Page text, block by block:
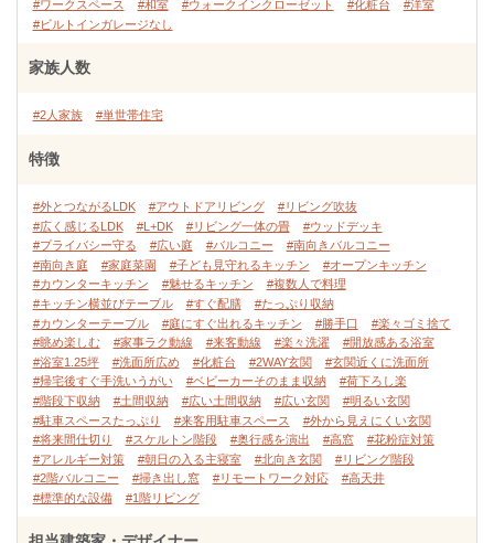
#ワークスペース
#和室 #ウォークインクローゼット #化粧台
#洋室
#ビルトインガレージなし
家族人数
#2人家族 #単世帯住宅
特徴
#外とつながるLDK #アウトドアリビング
#リビング吹抜
#広く感じるLDK
#L+DK #リビング一体の畳
#ウッドデッキ
#プライバシー守る
#広い庭 #バルコニー
#南向きバルコニー
#南向き庭
#家庭菜園 #子ども見守れるキッチン
#オープンキッチン
#カウンターキッチン
#魅せるキッチン
#複数人で料理
#キッチン横並びテーブル
#すぐ配膳
#たっぷり収納
#カウンターテーブル
#庭にすぐ出れるキッチン #勝手口
#楽々ゴミ捨て
#眺め楽しむ
#家事ラク動線 #来客動線 #楽々洗濯
#開放感ある浴室
#浴室1.25坪
#洗面所広め #化粧台 #2WAY玄関
#玄関近くに洗面所
#帰宅後すぐ手洗いうがい
#ベビーカーそのまま収納
#荷下ろし楽
#階段下収納
#土間収納 #広い土間収納 #広い玄関
#明るい玄関
#駐車スペースたっぷり
#来客用駐車スペース
#外から見えにくい玄関
#将来間仕切り
#スケルトン階段 #奥行感を演出 #高窓
#花粉症対策
#アレルギー対策
#朝日の入る主寝室 #北向き玄関
#リビング階段
#2階バルコニー
#掃き出し窓 #リモートワーク対応
#高天井
#標準的な設備
#1階リビング